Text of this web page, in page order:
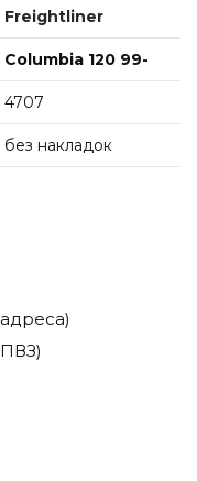
Freightliner
Columbia 120 99-
4707
без накладок